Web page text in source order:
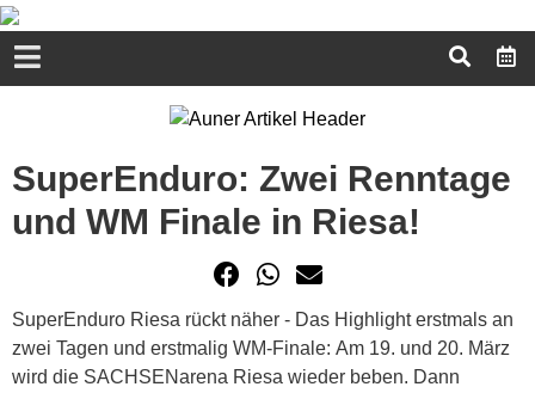
SuperEnduro: Zwei Renntage
und WM Finale in Riesa!
SuperEnduro Riesa rückt näher - Das Highlight erstmals an
zwei Tagen und erstmalig WM-Finale: Am 19. und 20. März
wird die SACHSENarena Riesa wieder beben. Dann